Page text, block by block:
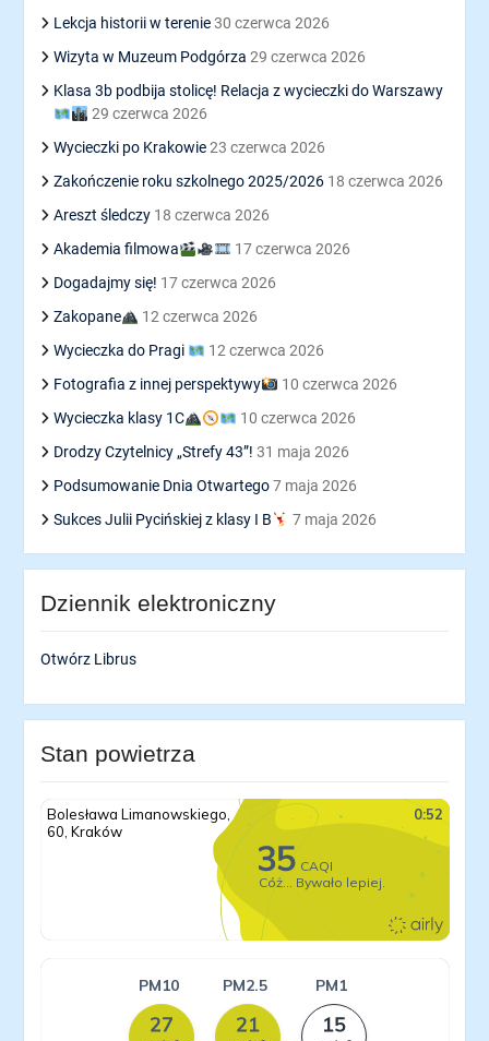
Lekcja historii w terenie 30 czerwca 2026
Wizyta w Muzeum Podgórza 29 czerwca 2026
Klasa 3b podbija stolicę! Relacja z wycieczki do Warszawy
29 czerwca 2026
Wycieczki po Krakowie 23 czerwca 2026
Zakończenie roku szkolnego 2025/2026 18 czerwca 2026
Areszt śledczy 18 czerwca 2026
Akademia filmowa
17 czerwca 2026
Dogadajmy się! 17 czerwca 2026
Zakopane
12 czerwca 2026
Wycieczka do Pragi
12 czerwca 2026
Fotografia z innej perspektywy
10 czerwca 2026
Wycieczka klasy 1C
10 czerwca 2026
Drodzy Czytelnicy „Strefy 43”! 31 maja 2026
Podsumowanie Dnia Otwartego 7 maja 2026
Sukces Julii Pycińskiej z klasy I B
7 maja 2026
Dziennik elektroniczny
Otwórz Librus
Stan powietrza